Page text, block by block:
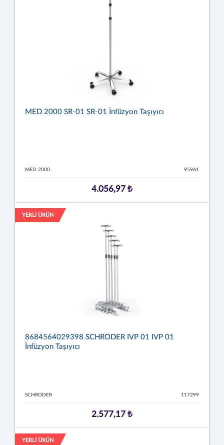
MED 2000 SR-01 SR-01 İnfüzyon Taşıyıcı
MED 2000 95961
4.056,97 ₺
YERLİ ÜRÜN
8684564029398 SCHRODER IVP 01 IVP 01
İnfüzyon Taşıyıcı
SCHRODER 117299
2.577,17 ₺
YERLİ ÜRÜN